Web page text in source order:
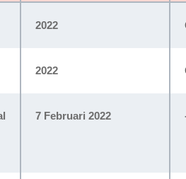
2022
2022
7 Februari 2022